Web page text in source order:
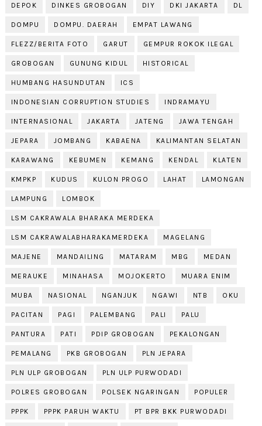
DEPOK DINKES GROBOGAN DIY DKI JAKARTA DL
DOMPU DOMPU. DAERAH EMPAT LAWANG
FLEZZ/BERITA FOTO GARUT GEMPUR ROKOK ILEGAL
GROBOGAN GUNUNG KIDUL HISTORICAL
HUMBANG HASUNDUTAN ICS
INDONESIAN CORRUPTION STUDIES INDRAMAYU
INTERNASIONAL JAKARTA JATENG JAWA TENGAH
JEPARA JOMBANG KABAENA KALIMANTAN SELATAN
KARAWANG KEBUMEN KEMANG KENDAL KLATEN
KMPKP KUDUS KULON PROGO LAHAT LAMONGAN
LAMPUNG LOMBOK
LSM CAKRAWALA BHARAKA MERDEKA
LSM CAKRAWALABHARAKAMERDEKA MAGELANG
MAJENE MANDAILING MATARAM MBG MEDAN
MERAUKE MINAHASA MOJOKERTO MUARA ENIM
MUBA NASIONAL NGANJUK NGAWI NTB OKU
PACITAN PAGI PALEMBANG PALI PALU
PANTURA PATI PDIP GROBOGAN PEKALONGAN
PEMALANG PKB GROBOGAN PLN JEPARA
PLN ULP GROBOGAN PLN ULP PURWODADI
POLRES GROBOGAN POLSEK NGARINGAN POPULER
PPPK PPPK PARUH WAKTU PT BPR BKK PURWODADI